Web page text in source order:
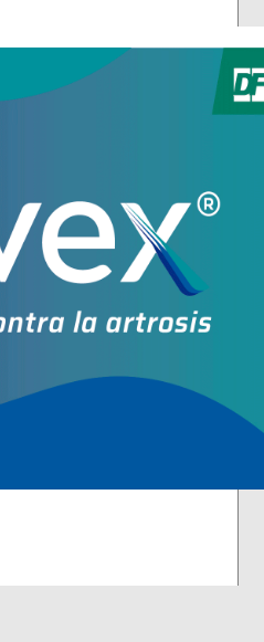
Determinación
Pharma
más
Pharma